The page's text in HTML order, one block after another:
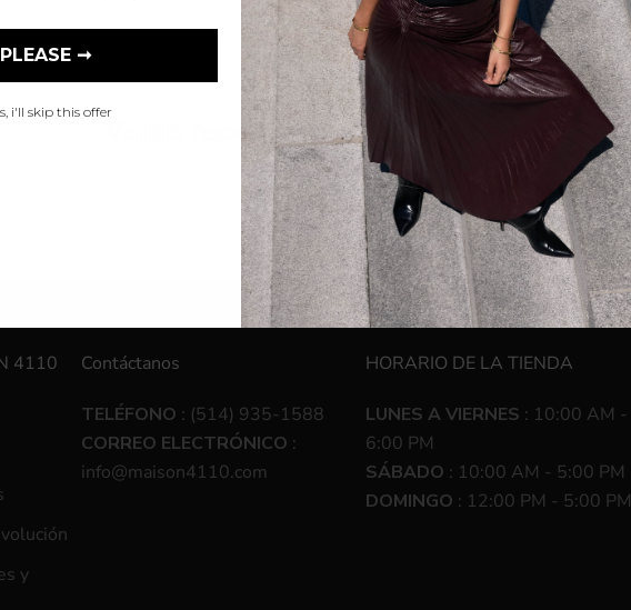
Vistos recientemente
4110
y
Contáctanos
TELÉFONO : (514) 935-1588
CORREO ELECTRÓNICO :
info@maison4110.com
HORARIO DE LA TIENDA
LUNES A VIERNES : 10:00 AM -
6:00 PM
SÁBADO : 10:00 AM - 5:00 PM
DOMINGO : 12:00 PM - 5:00 PM
➞
i'll skip this offer